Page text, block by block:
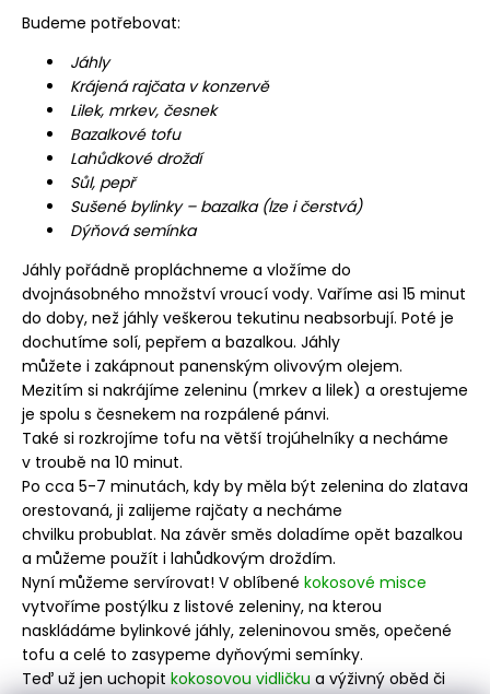
Budeme potřebovat:
Jáhly
Krájená rajčata v konzervě
Lilek, mrkev, česnek
Bazalkové tofu
Lahůdkové droždí
Sůl, pepř
Sušené bylinky – bazalka (lze i čerstvá)
Dýňová semínka
Jáhly pořádně propláchneme a vložíme do
dvojnásobného množství vroucí vody. Vaříme asi 15 minut
do doby, než jáhly veškerou tekutinu neabsorbují. Poté je
dochutíme solí, pepřem a bazalkou. Jáhly
můžete i zakápnout panenským olivovým olejem.
Mezitím si nakrájíme zeleninu (mrkev a lilek) a orestujeme
je spolu s česnekem na rozpálené pánvi.
Také si rozkrojíme tofu na větší trojúhelníky a necháme
v troubě na 10 minut.
Po cca 5-7 minutách, kdy by měla být zelenina do zlatava
orestovaná, ji zalijeme rajčaty a necháme
chvilku probublat. Na závěr směs doladíme opět bazalkou
a můžeme použít i lahůdkovým droždím.
Nyní můžeme servírovat! V oblíbené kokosové misce
vytvoříme postýlku z listové zeleniny, na kterou
naskládáme bylinkové jáhly, zeleninovou směs, opečené
tofu a celé to zasypeme dyňovými semínky.
Teď už jen uchopit kokosovou vidličku a výživný oběd či